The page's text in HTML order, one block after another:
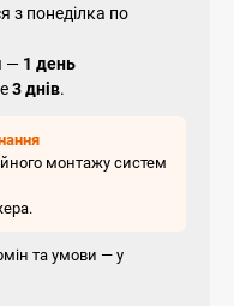
з понеділка по
— 1 день
3 днів.
монтажу систем
та умови — у